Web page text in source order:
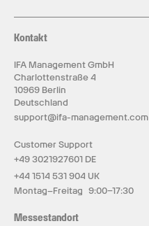
Kontakt
IFA Management GmbH
Charlottenstraße 4
10969 Berlin
Deutschland
support@ifa-management.com
Customer Support
+49 3021927601 DE
+44 1514 531 904 UK
Montag–Freitag 9:00–17:30
Messestandort